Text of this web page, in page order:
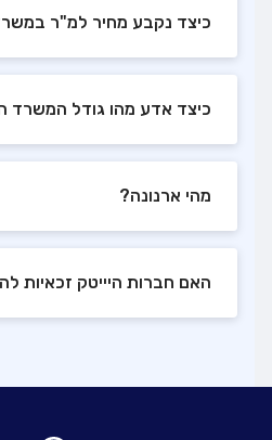
כיצד נקבע מחיר למ"ר
כיצד אדע מהו גודל המשרד
מהי ארנונה?
האם חברות היייטק זכאיות